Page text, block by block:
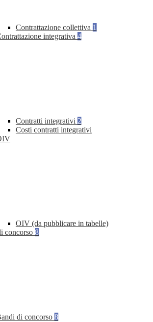
Contrattazione collettiva 1
integrativa 4
Contratti integrativi 2
Costi contratti integrativi
OIV (da pubblicare in tabelle)
concorso 8
di concorso 8